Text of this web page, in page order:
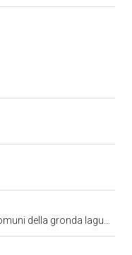
della gronda lagunare